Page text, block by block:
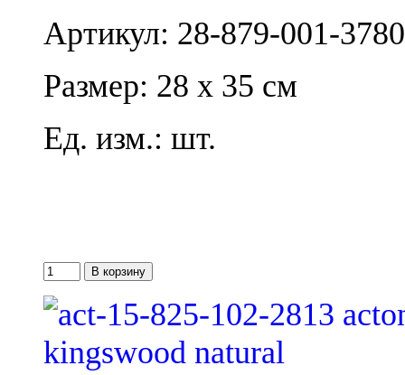
Артикул: 28-879-001-3780
Размер: 28 x 35 см
Ед. изм.: шт.